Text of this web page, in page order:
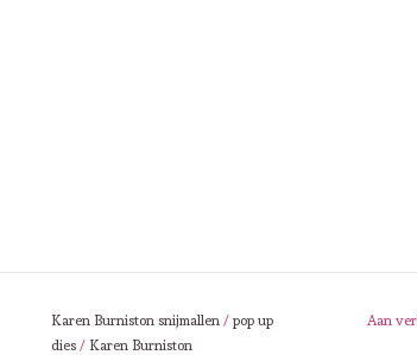
Karen Burniston snijmallen / pop up
dies / Karen Burniston
Aan